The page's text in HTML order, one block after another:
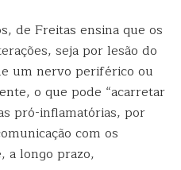
de Freitas ensina que os
seja por lesão do
um nervo periférico ou
o que pode “acarretar
pró-inflamatórias, por
com os
a longo prazo,